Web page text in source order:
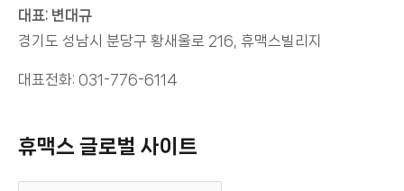
대표: 변대규
경기도 성남시 분당구 황새울로 216, 휴맥스빌리지
대표전화: 031-776-6114
휴맥스 글로벌 사이트